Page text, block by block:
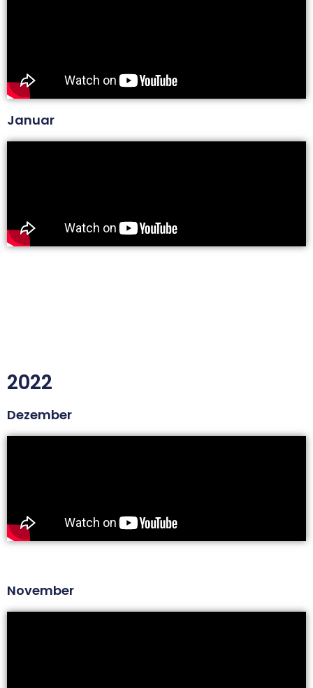
Januar
2022
Dezember
November